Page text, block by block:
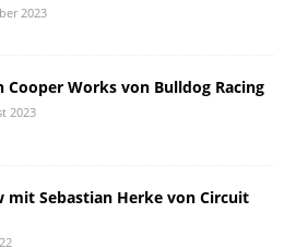
2023
Cooper Works von Bulldog Racing
2023
mit Sebastian Herke von Circuit